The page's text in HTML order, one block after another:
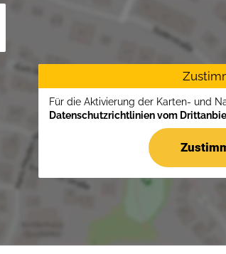
Für die Aktivierung der Karten- und
Datenschutzrichtlinien vom